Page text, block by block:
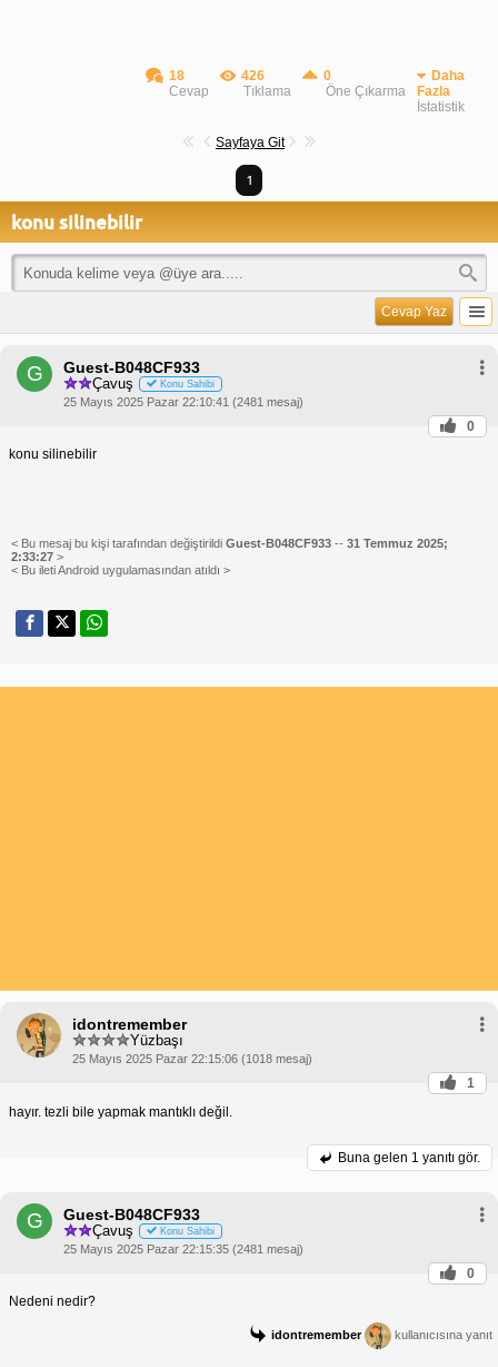
18
Cevap
426
Tıklama
0
Öne Çıkarma
Daha
Fazla
İstatistik
Sayfaya Git
1
konu silinebilir
Cevap Yaz
G Guest-B048CF933
Çavuş Konu Sahibi
25 Mayıs 2025 Pazar 22:10:41 (2481 mesaj)
0
konu silinebilir
< Bu mesaj bu kişi tarafından değiştirildi Guest-B048CF933 -- 31 Temmuz 2025;
2:33:27 >
< Bu ileti Android uygulamasından atıldı >
idontremember
Yüzbaşı
25 Mayıs 2025 Pazar 22:15:06 (1018 mesaj)
1
hayır. tezli bile yapmak mantıklı değil.
Buna gelen 1 yanıtı gör.
G Guest-B048CF933
Çavuş Konu Sahibi
25 Mayıs 2025 Pazar 22:15:35 (2481 mesaj)
0
Nedeni nedir?
idontremember kullanıcısına yanıt